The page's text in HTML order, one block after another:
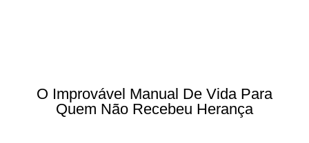
O Improvável Manual De Vida Para
Quem Não Recebeu Herança